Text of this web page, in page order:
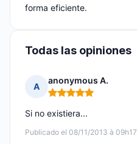
forma eficiente.
Todas las opiniones
A
anonymous A.
Nota: 5 de 5
Publicado el 08/11/2013 à 09h17
Si no existiera...